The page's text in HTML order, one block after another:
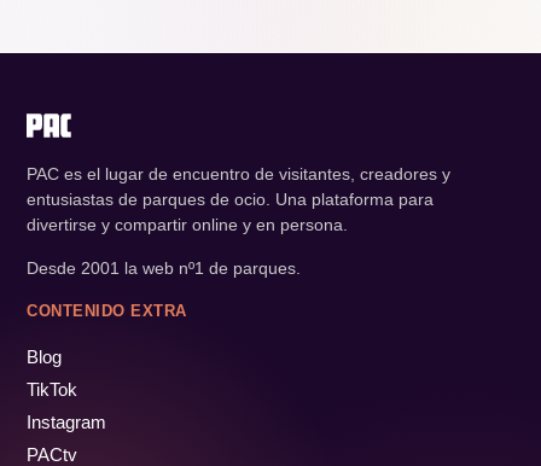
PAC es el lugar de encuentro de visitantes, creadores y
entusiastas de parques de ocio. Una plataforma para
divertirse y compartir online y en persona.
Desde 2001 la web nº1 de parques.
CONTENIDO EXTRA
Blog
TikTok
Instagram
PACtv